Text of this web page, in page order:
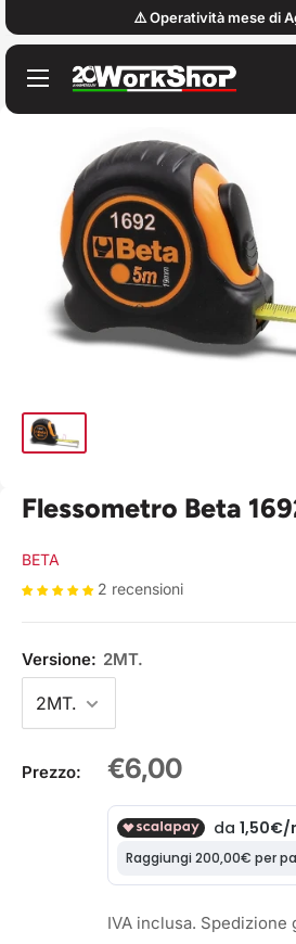
al
contenuto
⚠️ Operatività mese di
Work
Flessometro Beta
BETA
2 recensioni
Versione: 2MT.
Prezzo:
Prezzo
€6,00
IVA inclusa. Spedizione